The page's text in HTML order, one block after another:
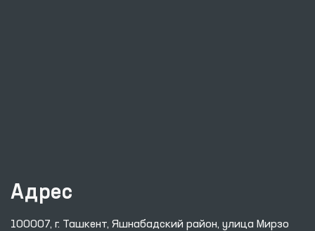
Адрес
100007, г. Ташкент, Яшнабадский район, улица Мирзо